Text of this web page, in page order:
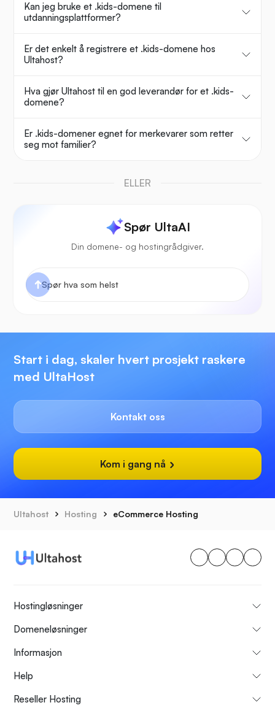
Kan jeg bruke et .kids-domene til
utdanningsplattformer?
Er det enkelt å registrere et .kids-domene hos
Ultahost?
Hva gjør Ultahost til en god leverandør for et .kids-
domene?
Er .kids-domener egnet for merkevarer som retter
seg mot familier?
ELLER
Spør UltaAI
Din domene- og hostingrådgiver.
Start i dag, skaler hvert prosjekt raskere
med UltaHost
Kontakt oss
Kom i gang nå
Ultahost Hosting eCommerce Hosting
Hostingløsninger
Domeneløsninger
Informasjon
Help
Reseller Hosting